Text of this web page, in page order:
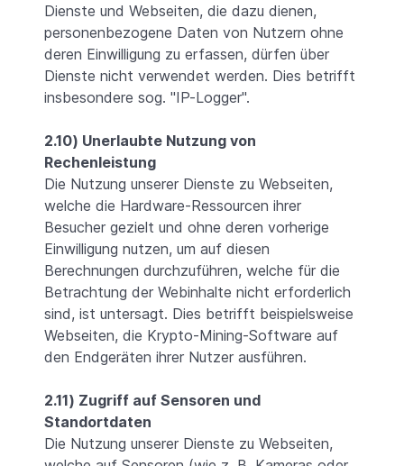
Dienste und Webseiten, die dazu dienen,
personenbezogene Daten von Nutzern ohne
deren Einwilligung zu erfassen, dürfen über
Dienste nicht verwendet werden. Dies betrifft
insbesondere sog. "IP-Logger".
2.10) Unerlaubte Nutzung von
Rechenleistung
Die Nutzung unserer Dienste zu Webseiten,
welche die Hardware-Ressourcen ihrer
Besucher gezielt und ohne deren vorherige
Einwilligung nutzen, um auf diesen
Berechnungen durchzuführen, welche für die
Betrachtung der Webinhalte nicht erforderlich
sind, ist untersagt. Dies betrifft beispielsweise
Webseiten, die Krypto-Mining-Software auf
den Endgeräten ihrer Nutzer ausführen.
2.11) Zugriff auf Sensoren und
Standortdaten
Die Nutzung unserer Dienste zu Webseiten,